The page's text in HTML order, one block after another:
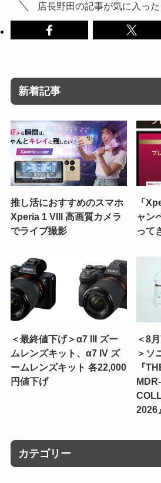
店長野田の記事が気に入っ
新着記事
推し活におすすめのスマホ
Xperia 1 VIII 高画質カメラ
でライブ撮影
「
ャン
って
＜最終値下げ＞α7 III ズー
ムレンズキット、α7 IV ズ
ームレンズキット 各22,000
円値下げ
＜8
＞ソ
『
2026
カテゴリー